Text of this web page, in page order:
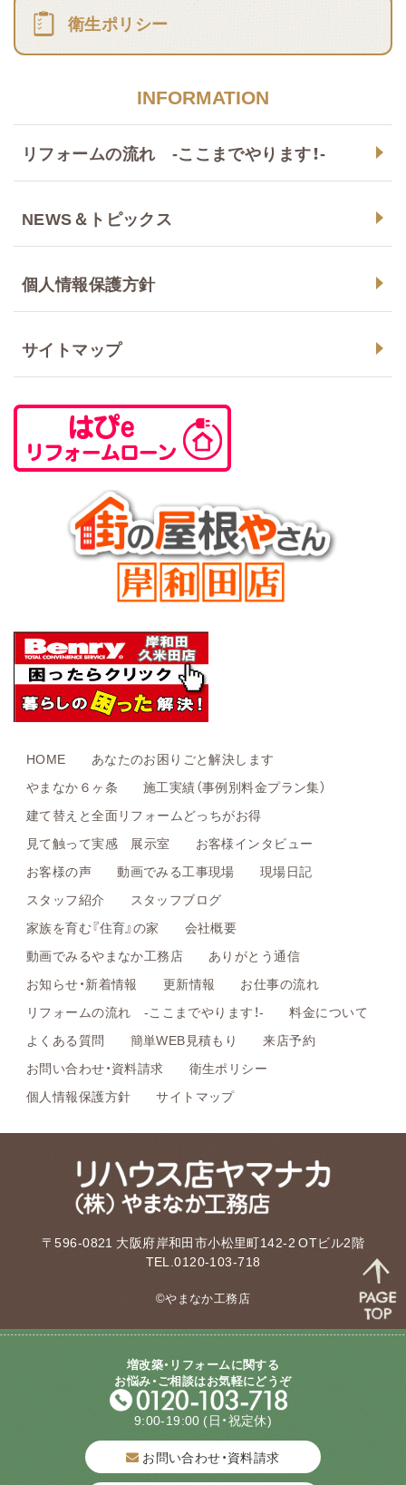
衛生ポリシー
INFORMATION
リフォームの流れ -ここまでやります！-
NEWS＆トピックス
個人情報保護方針
サイトマップ
HOME
あなたのお困りごと解決します
やまなか６ヶ条
施工実績（事例別料金プラン集）
建て替えと全面リフォームどっちがお得
見て触って実感 展示室
お客様インタビュー
お客様の声
動画でみる工事現場
現場日記
スタッフ紹介
スタッフブログ
家族を育む『住育』の家
会社概要
動画でみるやまなか工務店
ありがとう通信
お知らせ・新着情報
更新情報
お仕事の流れ
リフォームの流れ -ここまでやります！-
料金について
よくある質問
簡単WEB見積もり
来店予約
お問い合わせ・資料請求
衛生ポリシー
個人情報保護方針
サイトマップ
〒596-0821 大阪府岸和田市小松里町142-2 OTビル2階
TEL.0120-103-718
©やまなか工務店
増改築・リフォームに関する
お悩み・ご相談はお気軽にどうぞ
9:00-19:00 (日・祝定休)
お問い合わせ・資料請求